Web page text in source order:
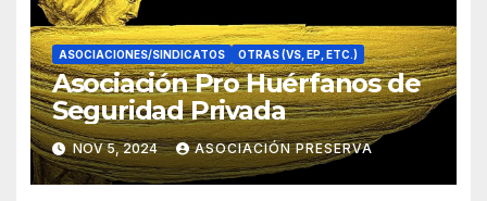
ASOCIACIONES/SINDICATOS OTRAS (VS, EP, ETC.)
Asociación Pro Huérfanos de
Seguridad Privada
NOV 5, 2024 ASOCIACIÓN PRESERVA